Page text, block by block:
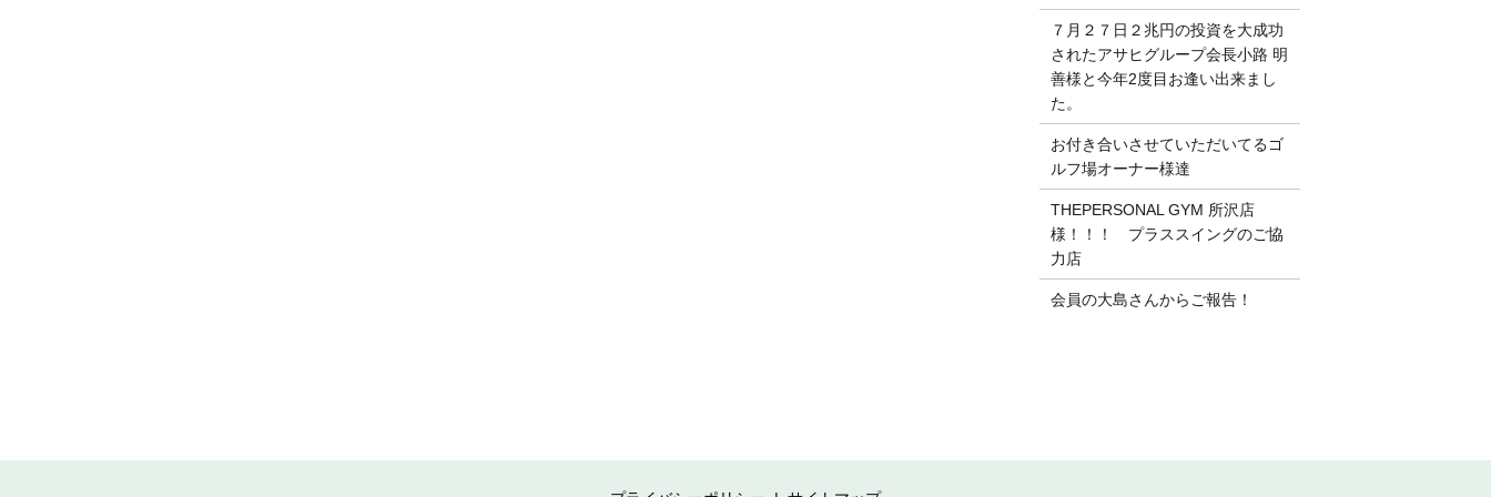
７月２７日２兆円の投資を大成功
されたアサヒグループ会長小路 明
善様と今年2度目お逢い出来まし
た。
お付き合いさせていただいてるゴ
ルフ場オーナー様達
THEPERSONAL GYM 所沢店
様！！！ プラススイングのご協
力店
会員の大島さんからご報告！